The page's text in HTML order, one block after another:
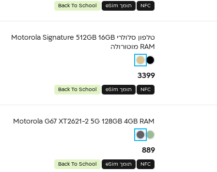
NFC תומך eSim Back To School
טלפון סלולרי Motorola Signature 512GB 16GB
RAM מוטורולה
3399
NFC תומך eSim Back To School
Motorola G67 XT2621-2 5G 128GB 4GB RAM
889
NFC תומך eSim Back To School